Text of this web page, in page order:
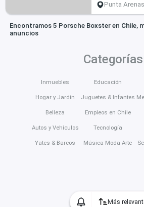
Más
Punta Arenas
Encontramos 5 Porsche Boxster en Chile,
anuncios
Categorías
Inmuebles
Hogar y Jardín
Belleza
Autos y Vehículos
Yates & Barcos
Educación
Juguetes & Infantes
Empleos en Chile
Tecnología
Música Moda Arte